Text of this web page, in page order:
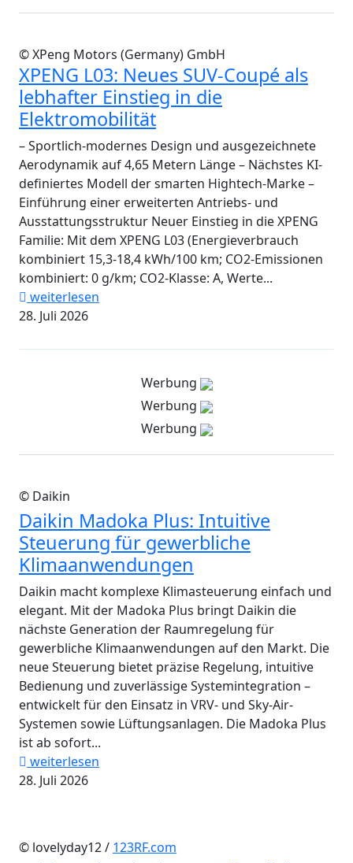
© XPeng Motors (Germany) GmbH
XPENG L03: Neues SUV-Coupé als
lebhafter Einstieg in die
Elektromobilität
– Sportlich-modernes Design und ausgezeichnete
Aerodynamik auf 4,65 Metern Länge – Nächstes KI-
definiertes Modell der smarten Hightech-Marke –
Einführung einer erweiterten Antriebs- und
Ausstattungsstruktur Neuer Einstieg in die XPENG
Familie: Mit dem XPENG L03 (Energieverbrauch
kombiniert 15,3-18,4 kWh/100 km; CO2-Emissionen
kombiniert: 0 g/km; CO2-Klasse: A, Werte...
weiterlesen
28. Juli 2026
Werbung
Werbung
Werbung
© Daikin
Daikin Madoka Plus: Intuitive
Steuerung für gewerbliche
Klimaanwendungen
Daikin macht komplexe Klimasteuerung einfach und
elegant. Mit der Madoka Plus bringt Daikin die
nächste Generation der Raumregelung für
gewerbliche Klimaanwendungen auf den Markt. Die
neue Steuerung bietet präzise Regelung, intuitive
Bedienung und zuverlässige Systemintegration –
entwickelt für den Einsatz in VRV- und Sky-Air-
Systemen sowie Lüftungsanlagen. Die Madoka Plus
ist ab sofort...
weiterlesen
28. Juli 2026
© lovelyday12 / 123RF.com